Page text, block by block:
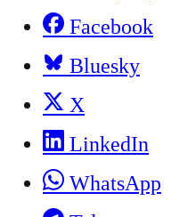
Facebook
Bluesky
X
LinkedIn
WhatsApp